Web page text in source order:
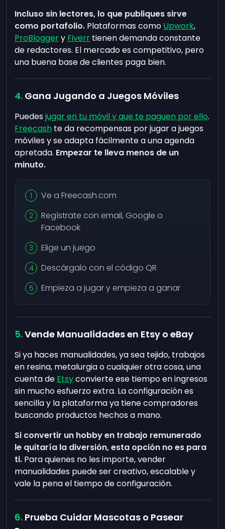
Incluso sin lectores, lo que publiques sirve
como portafolio. Plataformas como Upwork,
ProBloggery Fiverr tienen demanda constante
de redactores. El mercado es competitivo, pero
una buena base de clientes paga bien.
Gana Jugando a Juegos Móviles
Puedesjugar en tu móvil y que te paguen por ello.
Freecash te da recompensas por jugar a juegos
móviles y se adapta fácilmente a una agenda
apretada. Empezar te lleva menos de un
minuto.
Ve a Freecash.com
Regístrate con email, Google o
Facebook
Elige un juego
Descárgalo con el código QR
Empieza a jugar y empieza a ganar
Vende Manualidades en Etsy o eBay
Si ya haces manualidades, ya sea tejido, trabajos
en resina, metalurgia o cualquier otra cosa, una
cuenta de Etsyconvierte ese tiempo en ingresos
sin mucho esfuerzo extra. La configuración es
sencilla y la plataforma ya tiene compradores
buscando productos hechos a mano.
Si convertir un hobby en trabajo remunerado
le quitaría la diversión, esta opción no es para
ti. Para quienes no les importe, vender
manualidades puede ser creativo, escalable y
vale la pena el tiempo de configuración.
Prueba Cuidar Mascotas o Pasear